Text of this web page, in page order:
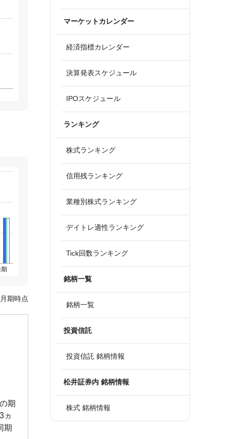
期時点
期
ヵ
期
マーケットカレンダー
経済指標カレンダー
決算発表スケジュール
IPOスケジュール
ランキング
株式ランキング
信用残ランキング
業種別株式ランキング
デイトレ適性ランキング
Tick回数ランキング
銘柄一覧
銘柄一覧
投資信託
投資信託 銘柄情報
松井証券内 銘柄情報
株式 銘柄情報